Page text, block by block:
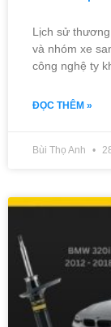
Lịch sử
và nhóm xe
công nghệ ty
ĐỌC THÊM »
Bùi Thọ Anh